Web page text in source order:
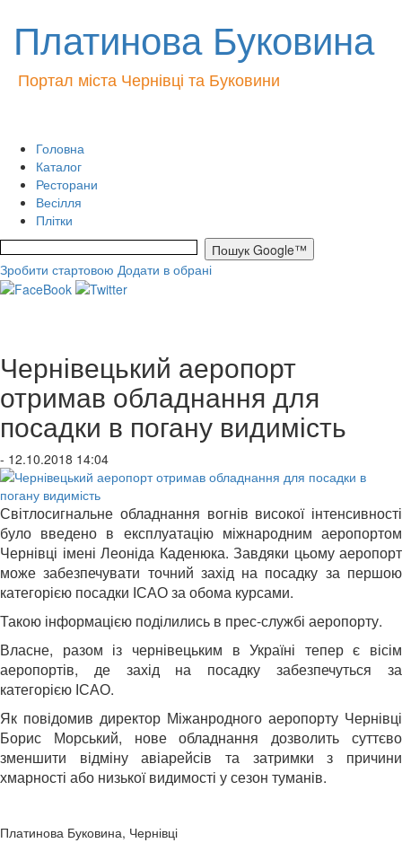
Платинова Буковина
Портал міста Чернівці та Буковини
Головна
Каталог
Ресторани
Весілля
Плітки
Зробити стартовою Додати в обрані
Чернівецький аеропорт
отримав обладнання для
посадки в погану видимість
- 12.10.2018 14:04
Світлосигнальне обладнання вогнів високої інтенсивності
було введено в експлуатацію міжнародним аеропортом
Чернівці імені Леоніда Каденюка. Завдяки цьому аеропорт
може забезпечувати точний захід на посадку за першою
категорією посадки ІСАО за обома курсами.
Такою інформацією поділились в прес-службі аеропорту.
Власне, разом із чернівецьким в Україні тепер є вісім
аеропортів, де захід на посадку забезпечуться за
категорією ІСАО.
Як повідомив директор Міжанродного аеропорту Чернівці
Борис Морський, нове обладнання дозволить суттєво
зменшити відміну авіарейсів та затримки з причини
хмарності або низької видимості у сезон туманів.
Платинова Буковина, Чернівці